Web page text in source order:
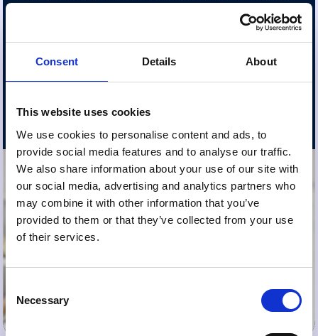
Consent Details About
This website uses cookies
We use cookies to personalise content and ads, to
provide social media features and to analyse our traffic.
We also share information about your use of our site with
our social media, advertising and analytics partners who
may combine it with other information that you’ve
provided to them or that they’ve collected from your use
of their services.
Selection
Necessary
an, was für Sie am besten funktioniert. Kontaktieren Sie
uns, um zu erkunden, wie wir die Partnerschaft an Ihre
Bedürfnisse anpassen und Ihren Kunden zum Erfolg
verhelfen können.
Kontakt aufnehmen